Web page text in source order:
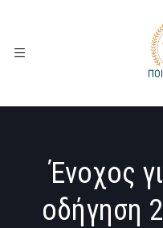
Ένοχος
οδήγηση